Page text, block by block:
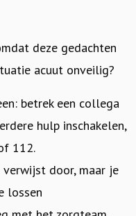
deze gedachten
acuut onveilig?
betrek een collega
hulp inschakelen,
112.
door, maar je
lossen